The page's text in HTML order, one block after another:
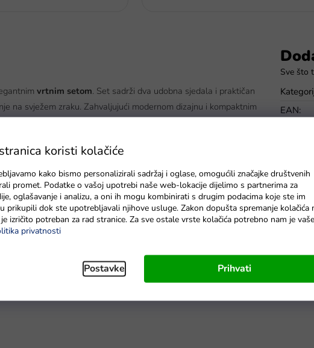
koristi kolačiće
kako bismo personalizirali sadržaj i oglase, omogućili značajke društvenih
promet. Podatke o vašoj upotrebi naše web-lokacije dijelimo s partnerima za
oglašavanje i analizu, a oni ih mogu kombinirati s drugim podacima koje ste im
prikupili dok ste upotrebljavali njihove usluge. Zakon dopušta spremanje kolačića
izričito potreban za rad stranice. Za sve ostale vrste kolačića potrebno nam je vaše
privatnosti
Postavke Prihvati
vrtnim setom. Set sadrži dva udobna sjedala i praktičan
na svježem zraku. Zahvaljujući modernom dizajnu i kompaktnim
konstrukcija s prašnim premazom jamči visoku stabilnost i
s uklonjivim navlakama za jednostavno održavanje. Stolić je
i lako se čisti.
EAN: